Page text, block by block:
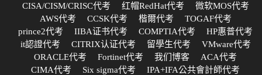
CISA/CISM/CRISC代考
红帽RedHat代考
微软MOS代考
AWS代考
CCSK代考 楷爾代考
TOGAF代考
prince2代考
IIBA证书代考 COMPTIA代考
HP惠普代考
it認證代考
CITRIX认证代考 留學生代考
VMware代考
ORACLE代考
Fortinet代考 我们博客
ACA代考
CIMA代考
Six sigma代考
IPA+IFA公共會計師代考